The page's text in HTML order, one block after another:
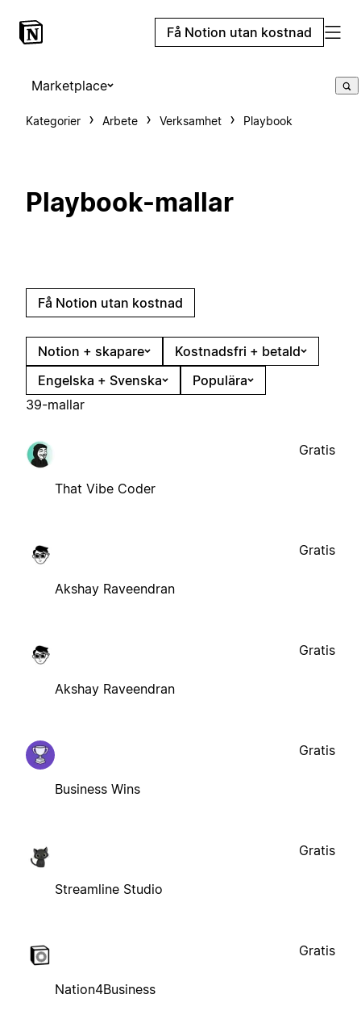
Få Notion utan kostnad
Marketplace
Kategorier Arbete Verksamhet Playbook
Playbook-mallar
Få Notion utan kostnad
Notion + skapare
Kostnadsfri + betald
Engelska + Svenska
Populära
39-mallar
That Vibe Coder
Gratis
Akshay Raveendran
Gratis
Akshay Raveendran
Gratis
Business Wins
Gratis
Streamline Studio
Gratis
Nation4Business
Gratis